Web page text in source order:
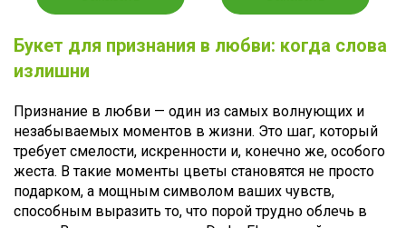
Букет для признания в любви: когда слова
излишни
Признание в любви — один из самых волнующих и
незабываемых моментов в жизни. Это шаг, который
требует смелости, искренности и, конечно же, особого
жеста. В такие моменты цветы становятся не просто
подарком, а мощным символом ваших чувств,
способным выразить то, что порой трудно облечь в